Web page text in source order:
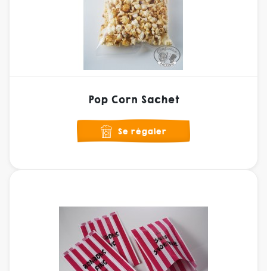
Pop Corn Sachet
Se régaler